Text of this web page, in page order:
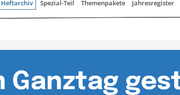
Heftarchiv Spezial-Teil Themenpakete Jahresregister